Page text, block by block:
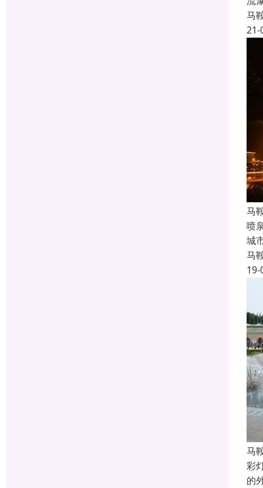
马
21-
马
喷
城
马
19-
马
彩
的